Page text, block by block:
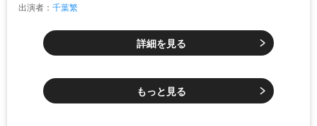
出演者： 千葉繁
詳細を見る
もっと見る